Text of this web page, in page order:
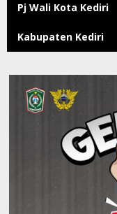
Pj Wali Kota Kediri
Kabupaten Kediri